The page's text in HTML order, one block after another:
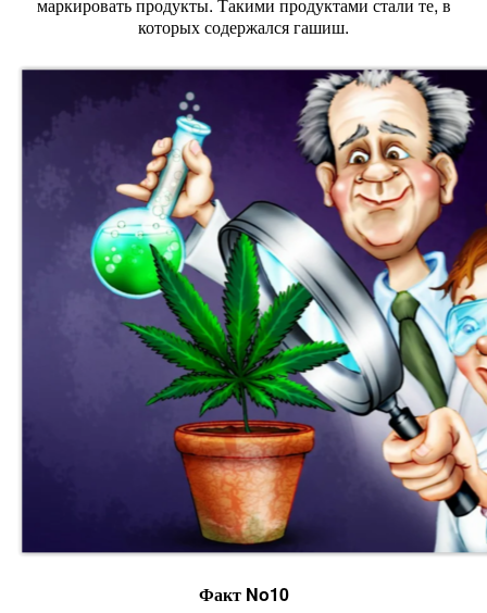
которых содержался гашиш.
Факт No10